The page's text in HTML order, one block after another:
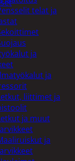
telat ja
ja
ja
liittimet ja
ja muut
ja